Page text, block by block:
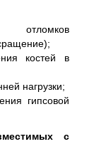
отломков
костей в
нагрузки;
гипсовой
с